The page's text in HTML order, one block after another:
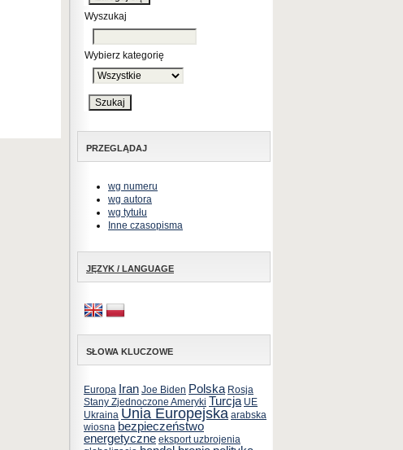
Wyszukaj
Wybierz kategorię
PRZEGLĄDAJ
wg numeru
wg autora
wg tytułu
Inne czasopisma
JĘZYK / LANGUAGE
SŁOWA KLUCZOWE
Europa Iran Joe Biden Polska Rosja
Stany Zjednoczone Ameryki Turcja UE
Ukraina Unia Europejska arabska
wiosna bezpieczeństwo
energetyczne eksport uzbrojenia